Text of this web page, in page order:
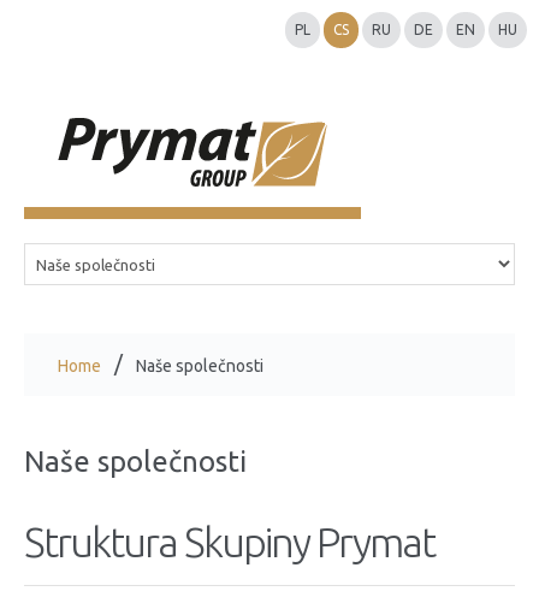
PL CS RU DE EN HU
Home Naše společnosti
Naše společnosti
Struktura Skupiny Prymat